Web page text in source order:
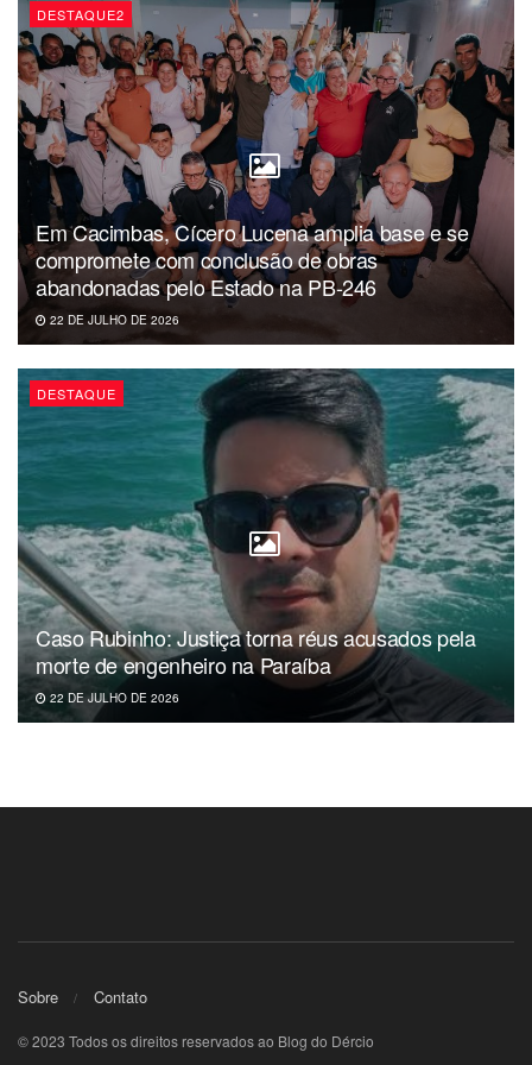
DESTAQUE2
Em Cacimbas, Cícero Lucena amplia base e se
compromete com conclusão de obras
abandonadas pelo Estado na PB-246
22 DE JULHO DE 2026
DESTAQUE
Caso Rubinho: Justiça torna réus acusados pela
morte de engenheiro na Paraíba
22 DE JULHO DE 2026
Sobre Contato
© 2023 Todos os direitos reservados ao Blog do Dércio